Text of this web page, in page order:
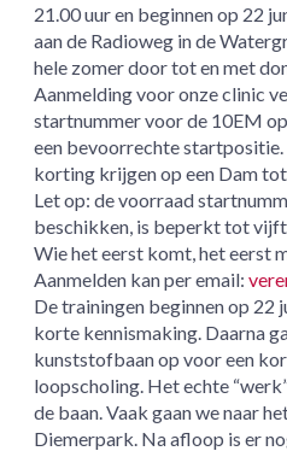
21.00 uur en beginnen op 22
aan de Radioweg in de
hele zomer door tot en met
Aanmelding voor onze clinic
startnummer voor de 10EM
een bevoorrechte startpositie.
korting krijgen op een Dam
Let op: de voorraad
beschikken, is beperkt tot
Wie het eerst komt, het eerst
Aanmelden kan per email:
De trainingen beginnen op 22
korte kennismaking. Daarna
kunststofbaan op voor een
loopscholing. Het echte
de baan. Vaak gaan we naar
Diemerpark. Na afloop is er